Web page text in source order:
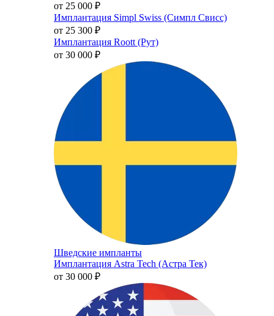
от 25 000 ₽
Имплантация Simpl Swiss (Симпл Свисс)
от 25 300 ₽
Имплантация Roott (Рут)
от 30 000 ₽
Шведские импланты
Имплантация Astra Tech (Астра Тек)
от 30 000 ₽